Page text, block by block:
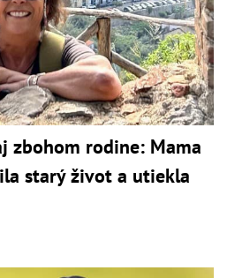
zbohom rodine: Mama
starý život a utiekla